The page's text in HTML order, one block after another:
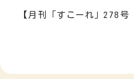
【月刊「すこーれ」278